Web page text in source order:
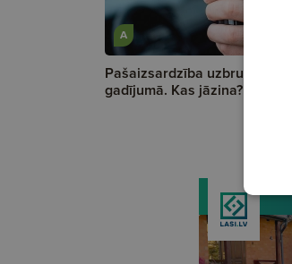
A
Pašaizsardzība uzbrukuma
gadījumā. Kas jāzina?